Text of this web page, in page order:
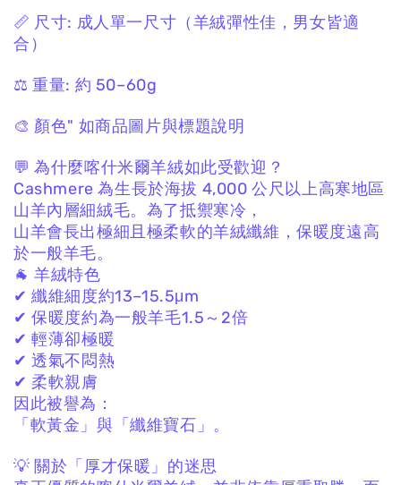
📏 尺寸: 成人單一尺寸 （羊絨彈性佳，男女皆適
合）
⚖️ 重量: 約 50–60g
🎨 顏色" 如商品圖片與標題說明
💬 為什麼喀什米爾羊絨如此受歡迎？
Cashmere 為生長於海拔 4,000 公尺以上高寒地區
山羊內層細絨毛。 為了抵禦寒冷，
山羊會長出極細且極柔軟的羊絨纖維，保暖度遠高
於一般羊毛。
🐐 羊絨特色
✔ 纖維細度約13–15.5μm
✔ 保暖度約為一般羊毛1.5～2倍
✔ 輕薄卻極暖
✔ 透氣不悶熱
✔ 柔軟親膚
因此被譽為：
「軟黃金」與「纖維寶石」。
💡 關於「厚才保暖」的迷思